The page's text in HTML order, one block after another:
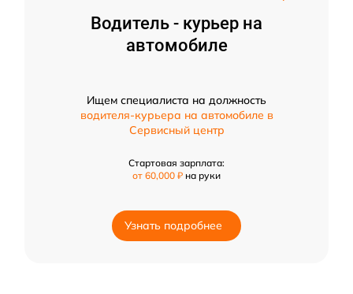
Водитель - курьер на
автомобиле
Ищем специалиста на должность
водителя-курьера на автомобиле в
Сервисный центр
Стартовая зарплата:
от 60,000 ₽ на руки
Узнать подробнее